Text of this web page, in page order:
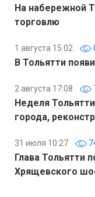
На набережной
торговлю
1 августа 15:02
В Тольятти
2 августа 17:08
Неделя
города,
31 июля 10:27
Глава Тольятти
Хрящевского